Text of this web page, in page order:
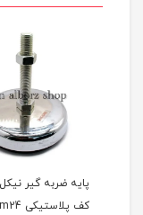
پایه ضربه گیر